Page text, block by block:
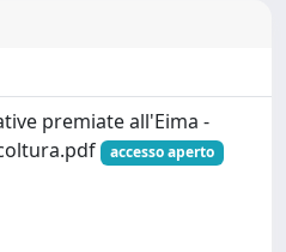
premiate all'Eima -
accesso aperto